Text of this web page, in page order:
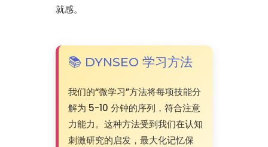
就感。
📚 DYNSEO 学习方法
我们的“微学习”方法将每项技能分
解为 5-10 分钟的序列，符合注意
力能力。这种方法受到我们在认知
刺激研究的启发，最大化记忆保